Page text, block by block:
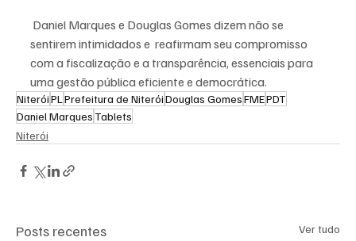
sentirem intimidados e  reafirmam seu compromisso
com a fiscalização e a transparência, essenciais para
uma gestão pública eficiente e democrática.
NiteróiPL Prefeitura de NiteróiDouglas GomesFMEPDT
Daniel Marques Tablets
Niterói
Posts recentes Ver tudo